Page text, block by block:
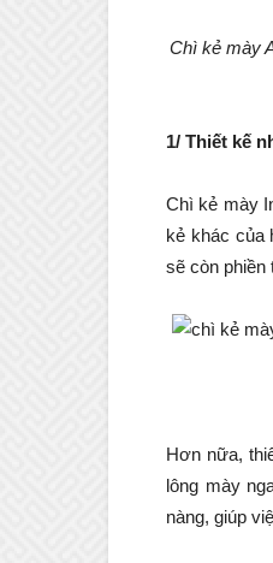
Chì kẻ mày
1/ Thiết kế
Chì kẻ mày
kẻ khác của
sẽ còn phiền
Hơn nữa,
lông mày
nàng, giúp